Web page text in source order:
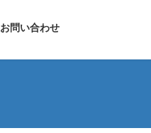
お問い合わせ